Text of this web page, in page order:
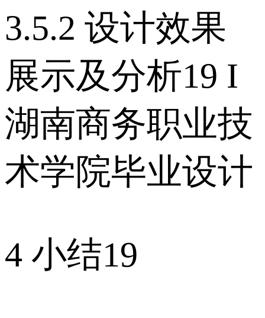
3.5.2 设计效果
展示及分析19 I
湖南商务职业技
术学院毕业设计
4 小结19